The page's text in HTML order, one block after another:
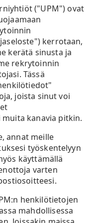
liittyvän
(esim. jos
apuna
(ETA)
henkilötietoja
teknisiä ja
tiedon
ja
tietoja oman
käsittelyn
jos tietojen
Sinulla
kiistäessäsi
käsittelyn
käsitellään
oikeutettuun
sen
käsittely
oikeus perua
sisällytetty
että et
("UPM") ovat
kerrotaan,
kerätä sinusta ja
rekrytoinnin
Tässä
joista sinut voi
kanavia pitkin.
annat meille
työskentelyyn
käyttämällä
varten
henkilötietojen
mahdollisessa